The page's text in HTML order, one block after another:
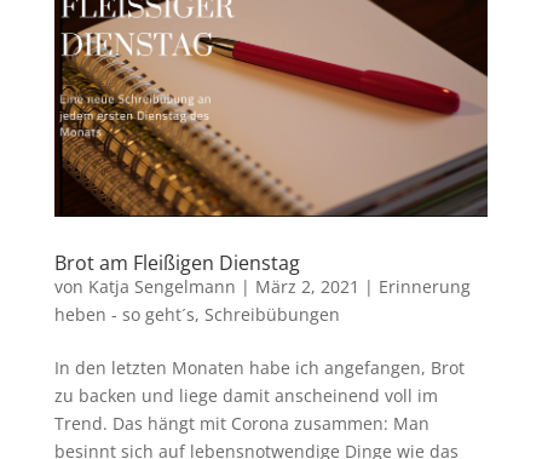
Brot am Fleißigen Dienstag
von Katja Sengelmann | März 2, 2021 | Erinnerung
heben - so geht´s, Schreibübungen
In den letzten Monaten habe ich angefangen, Brot
zu backen und liege damit anscheinend voll im
Trend. Das hängt mit Corona zusammen: Man
besinnt sich auf lebensnotwendige Dinge wie das